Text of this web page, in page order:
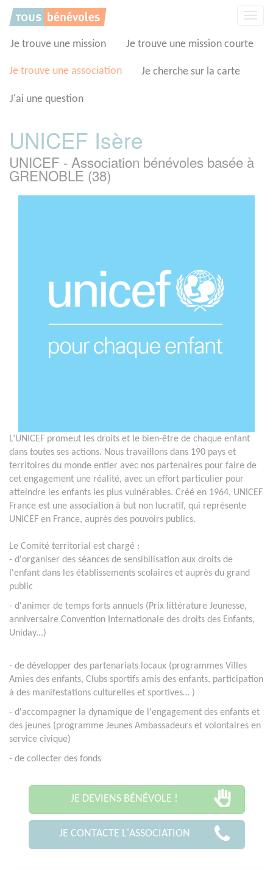
Je trouve une mission Je trouve une mission courte
Je trouve une association Je cherche sur la carte
J'ai une question
UNICEF Isère
UNICEF - Association bénévoles basée à
GRENOBLE (38)
L’UNICEF promeut les droits et le bien-être de chaque enfant
dans toutes ses actions. Nous travaillons dans 190 pays et
territoires du monde entier avec nos partenaires pour faire de
cet engagement une réalité, avec un effort particulier pour
atteindre les enfants les plus vulnérables. Créé en 1964, UNICEF
France est une association à but non lucratif, qui représente
UNICEF en France, auprès des pouvoirs publics.
Le Comité territorial est chargé :
- d'organiser des séances de sensibilisation aux droits de
l'enfant dans les établissements scolaires et auprès du grand
public
- d'animer de temps forts annuels (Prix littérature Jeunesse,
anniversaire Convention Internationale des droits des Enfants,
Uniday...)
- de développer des partenariats locaux (programmes Villes
Amies des enfants, Clubs sportifs amis des enfants, participation
à des manifestations culturelles et sportives… )
- d'accompagner la dynamique de l'engagement des enfants et
des jeunes (programme Jeunes Ambassadeurs et volontaires en
service civique)
- de collecter des fonds
JE DEVIENS BÉNÉVOLE !
JE CONTACTE L'ASSOCIATION
Panneau de gestion des cookies